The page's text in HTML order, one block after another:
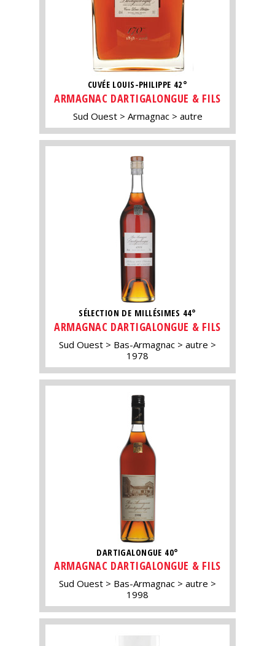
CUVÉE LOUIS-PHILIPPE 42°
ARMAGNAC DARTIGALONGUE & FILS
Sud Ouest Armagnac autre
SÉLECTION DE MILLÉSIMES 44°
ARMAGNAC DARTIGALONGUE & FILS
Sud Ouest Bas-Armagnac
autre
1978
DARTIGALONGUE 40°
ARMAGNAC DARTIGALONGUE & FILS
Sud Ouest Bas-Armagnac
autre
1998